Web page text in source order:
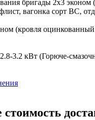
бригады 2x3 эконом
вагонка сорт BC,
(кровля
3.2 кВт (Горюче-
стоимость